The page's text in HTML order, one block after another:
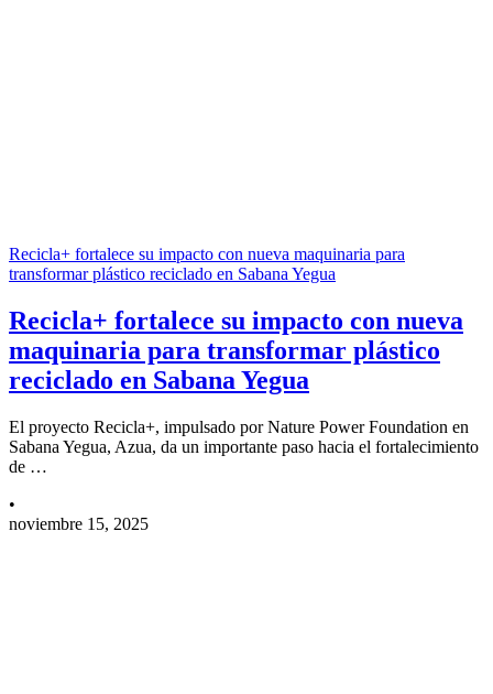
Recicla+ fortalece su impacto con nueva maquinaria para
transformar plástico reciclado en Sabana Yegua
Recicla+ fortalece su impacto con nueva
maquinaria para transformar plástico
reciclado en Sabana Yegua
El proyecto Recicla+, impulsado por Nature Power Foundation en
Sabana Yegua, Azua, da un importante paso hacia el fortalecimiento
de …
•
noviembre 15, 2025